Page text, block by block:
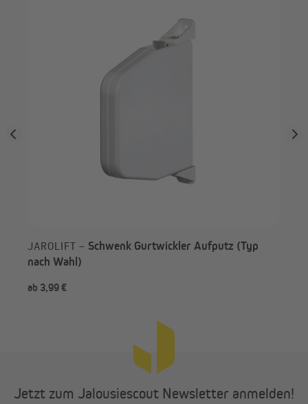
JAROLIFT – Schwenk Gurtwickler Aufputz (Typ
nach Wahl)
ab 3,99 €
Jetzt zum Jalousiescout Newsletter anmelden!